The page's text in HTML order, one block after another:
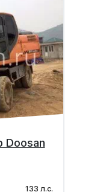
Doosan
133 л.с.